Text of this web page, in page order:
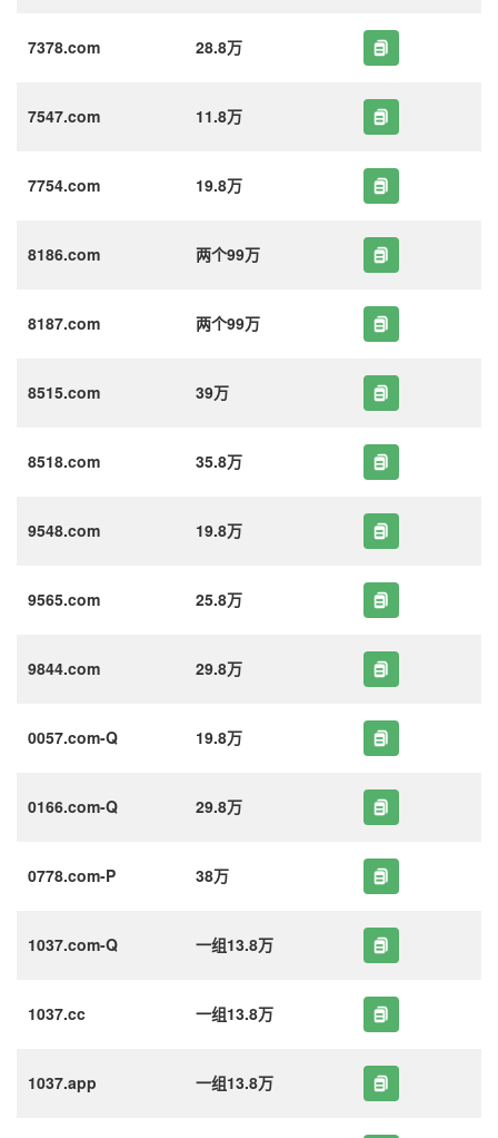
7378.com 28.8万
7547.com 11.8万
7754.com 19.8万
8186.com 两个99万
8187.com 两个99万
8515.com 39万
8518.com 35.8万
9548.com 19.8万
9565.com 25.8万
9844.com 29.8万
0057.com-Q 19.8万
0166.com-Q 29.8万
0778.com-P 38万
1037.com-Q 一组13.8万
1037.cc 一组13.8万
1037.app 一组13.8万